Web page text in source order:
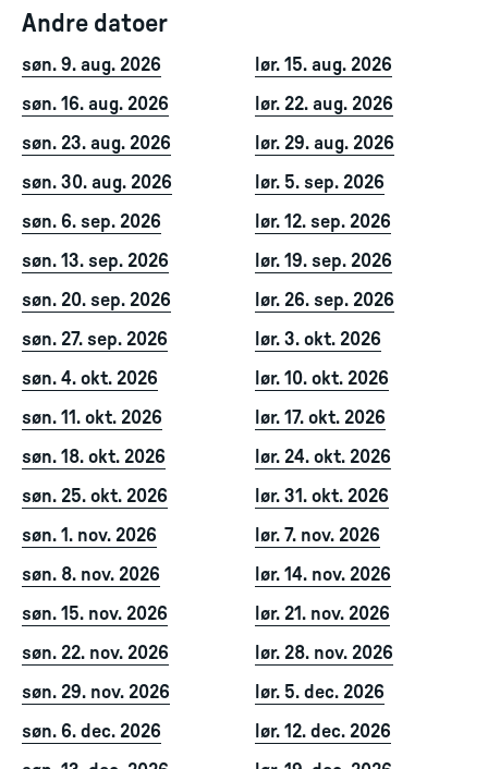
Andre datoer
søn. 9. aug. 2026
lør. 15. aug. 2026
søn. 16. aug. 2026
lør. 22. aug. 2026
søn. 23. aug. 2026
lør. 29. aug. 2026
søn. 30. aug. 2026
lør. 5. sep. 2026
søn. 6. sep. 2026
lør. 12. sep. 2026
søn. 13. sep. 2026
lør. 19. sep. 2026
søn. 20. sep. 2026
lør. 26. sep. 2026
søn. 27. sep. 2026
lør. 3. okt. 2026
søn. 4. okt. 2026
lør. 10. okt. 2026
søn. 11. okt. 2026
lør. 17. okt. 2026
søn. 18. okt. 2026
lør. 24. okt. 2026
søn. 25. okt. 2026
lør. 31. okt. 2026
søn. 1. nov. 2026
lør. 7. nov. 2026
søn. 8. nov. 2026
lør. 14. nov. 2026
søn. 15. nov. 2026
lør. 21. nov. 2026
søn. 22. nov. 2026
lør. 28. nov. 2026
søn. 29. nov. 2026
lør. 5. dec. 2026
søn. 6. dec. 2026
lør. 12. dec. 2026